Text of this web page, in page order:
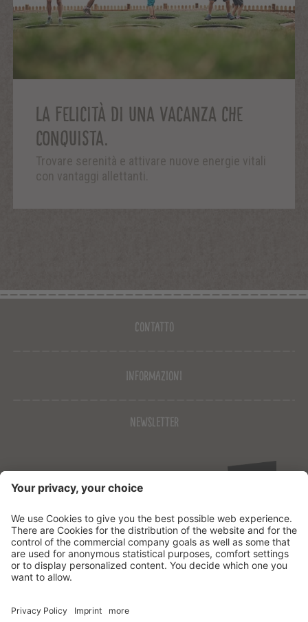
LA FELICITÀ DI UNA VACANZA CHE
CONQUISTA.
Trovare serenità e attivare nuove energie vitali
con vantaggi allettanti.
Contatto
Informazioni
Newsletter